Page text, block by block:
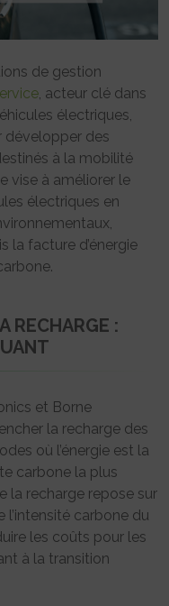
de gestion
, acteur clé dans
électriques,
développer des
à la mobilité
vise à améliorer le
électriques en
la facture d’énergie
RECHARGE :
et Borne
la recharge des
où l’énergie est la
carbone la plus
la recharge repose sur
l’intensité carbone du
les coûts pour les
à la transition